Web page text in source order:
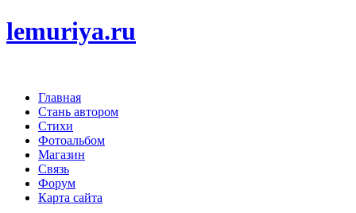
lemuriya.ru
Главная
Стань автором
Стихи
Фотоальбом
Магазин
Связь
Форум
Карта сайта